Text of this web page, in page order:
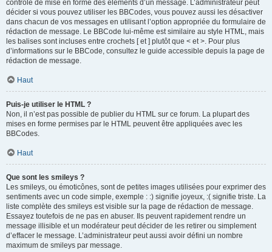
contrôle de mise en forme des éléments d’un message. L’administrateur peut
décider si vous pouvez utiliser les BBCodes, vous pouvez aussi les désactiver
dans chacun de vos messages en utilisant l’option appropriée du formulaire de
rédaction de message. Le BBCode lui-même est similaire au style HTML, mais
les balises sont incluses entre crochets [ et ] plutôt que < et >. Pour plus
d’informations sur le BBCode, consultez le guide accessible depuis la page de
rédaction de message.
Haut
Puis-je utiliser le HTML ?
Non, il n’est pas possible de publier du HTML sur ce forum. La plupart des
mises en forme permises par le HTML peuvent être appliquées avec les
BBCodes.
Haut
Que sont les smileys ?
Les smileys, ou émoticônes, sont de petites images utilisées pour exprimer des
sentiments avec un code simple, exemple : :) signifie joyeux, :( signifie triste. La
liste complète des smileys est visible sur la page de rédaction de message.
Essayez toutefois de ne pas en abuser. Ils peuvent rapidement rendre un
message illisible et un modérateur peut décider de les retirer ou simplement
d’effacer le message. L’administrateur peut aussi avoir défini un nombre
maximum de smileys par message.